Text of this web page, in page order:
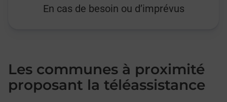
En cas de besoin ou d’imprévus
Les communes à proximité
proposant la téléassistance